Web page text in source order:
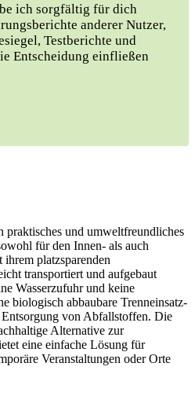
ich sorgfältig für dich
anderer Nutzer,
Testberichte und
Entscheidung einfließen
praktisches und umweltfreundliches
für den Innen- als auch
platzsparenden
transportiert und aufgebaut
Wasserzufuhr und keine
biologisch abbaubare Trenneinsatz-
von Abfallstoffen. Die
Alternative zur
eine einfache Lösung für
Veranstaltungen oder Orte